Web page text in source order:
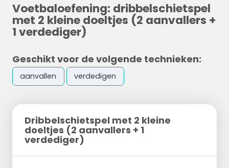
Voetbaloefening: dribbelschietspel
met 2 kleine doeltjes (2 aanvallers +
1 verdediger)
Geschikt voor de volgende technieken:
aanvallen verdedigen
Dribbelschietspel met 2 kleine
doeltjes (2 aanvallers + 1
verdediger)